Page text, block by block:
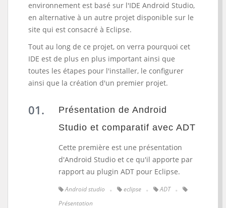
environnement est basé sur l'IDE Android Studio,
en alternative à un autre projet disponible sur le
site qui est consacré à Eclipse.
Tout au long de ce projet, on verra pourquoi cet
IDE est de plus en plus important ainsi que
toutes les étapes pour l'installer, le configurer
ainsi que la création d'un premier projet.
Présentation de Android
Studio et comparatif avec ADT
Cette première est une présentation
d'Android Studio et ce qu'il apporte par
rapport au plugin ADT pour Eclipse.
Android studio eclipse
ADT
Présentation